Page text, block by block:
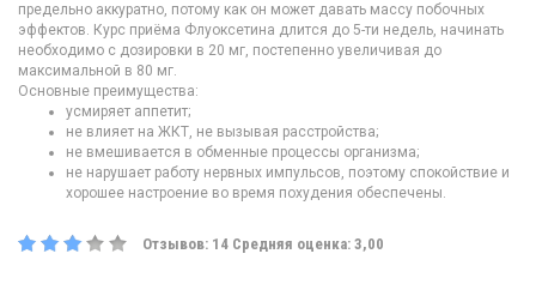
предельно аккуратно, потому как он может давать массу побочных
эффектов. Курс приёма Флуоксетина длится до 5-ти недель, начинать
необходимо с дозировки в 20 мг, постепенно увеличивая до
максимальной в 80 мг.
Основные преимущества:
усмиряет аппетит;
не влияет на ЖКТ, не вызывая расстройства;
не вмешивается в обменные процессы организма;
не нарушает работу нервных импульсов, поэтому спокойствие и
хорошее настроение во время похудения обеспечены.
Отзывов: 14 Средняя оценка: 3,00